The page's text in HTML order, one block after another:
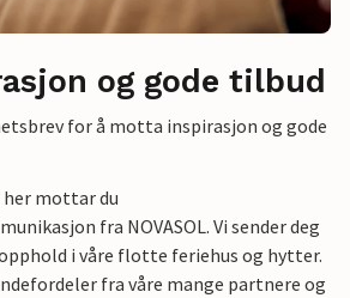
og gode tilbud
for å motta inspirasjon og gode
her mottar du
fra NOVASOL. Vi sender deg
i våre flotte feriehus og hytter.
fra våre mange partnere og